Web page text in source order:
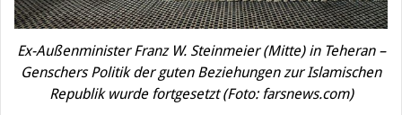
Ex-Außenminister Franz W. Steinmeier (Mitte) in Teheran –
Genschers Politik der guten Beziehungen zur Islamischen
Republik wurde fortgesetzt (Foto: farsnews.com)